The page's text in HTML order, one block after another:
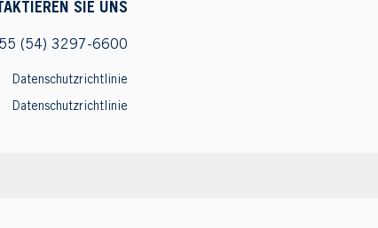
SIE UNS
(54) 3297-6600
Datenschutzrichtlinie
Datenschutzrichtlinie